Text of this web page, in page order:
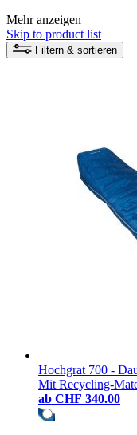
Lebensdauer sind sie
Die Daunenschlafsäcke
umweltfreundlichen und
Mehr anzeigen
Skip to product list
Filtern & sortieren
Hochgrat 700 -
Mit Recycling-
ab CHF 340.00